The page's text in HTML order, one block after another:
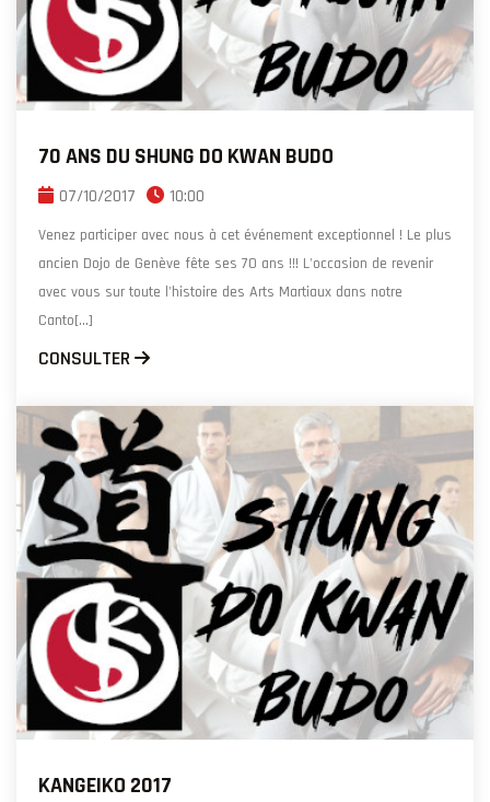
70 ANS DU SHUNG DO KWAN BUDO
07/10/2017 10:00
Venez participer avec nous à cet événement exceptionnel ! Le plus
ancien Dojo de Genève fête ses 70 ans !!! L'occasion de revenir
avec vous sur toute l'histoire des Arts Martiaux dans notre
Canto[...]
CONSULTER
KANGEIKO 2017